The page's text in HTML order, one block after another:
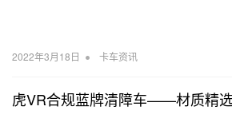
2022年3月18日 • 卡车资讯
虎VR合规蓝牌清障车——材质精选